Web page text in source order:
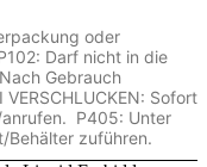
oder
Darf nicht in die
Gebrauch
VERSCHLUCKEN: Sofort
P405: Unter
Behälter zuführen.